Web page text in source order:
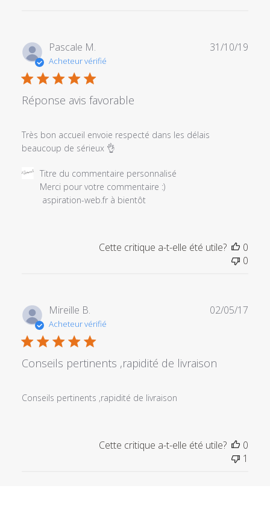
Pascale M.
Acheteur vérifié
Réponse avis favorable
Très bon accueil envoie respecté dans les délais
beaucoup de sérieux 👌
Commentaires
propriétaire
commentaire
personnalisé
le
Thu
Oct
31
Titre du commentaire personnalisé
Merci pour votre commentaire :)
aspiration-web.fr à bientôt
31/10/19
Cette critique a-t-elle été utile?
0
0
Mireille B.
Acheteur vérifié
Conseils pertinents ,rapidité de livraison
Conseils pertinents ,rapidité de livraison
02/05/17
Cette critique a-t-elle été utile?
0
1